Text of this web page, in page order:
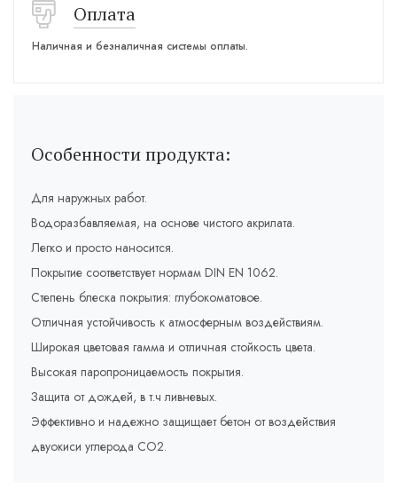
Оплата
Наличная и безналичная системы оплаты.
Особенности продукта:
Для наружных работ.
Водоразбавляемая, на основе чистого акрилата.
Легко и просто наносится.
Покрытие соответствует нормам DIN EN 1062.
Степень блеска покрытия: глубокоматовое.
Отличная устойчивость к атмосферным воздействиям.
Широкая цветовая гамма и отличная стойкость цвета.
Высокая паропроницаемость покрытия.
Защита от дождей, в т.ч ливневых.
Эффективно и надежно защищает бетон от воздействия
двуокиси углерода СО2.